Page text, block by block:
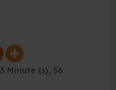
3 Minute (s), 56